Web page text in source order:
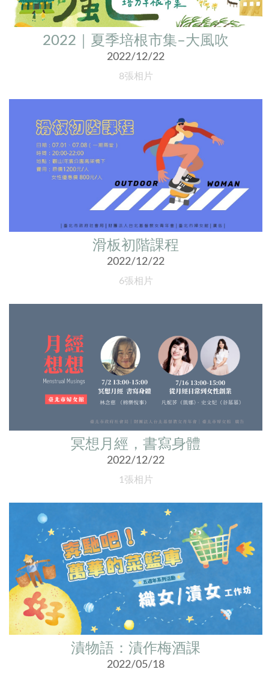
2022｜夏季培根市集–大風吹
2022/12/22
8張相片
滑板初階課程
2022/12/22
6張相片
冥想月經，書寫身體
2022/12/22
1張相片
漬物語：漬作梅酒課
2022/05/18